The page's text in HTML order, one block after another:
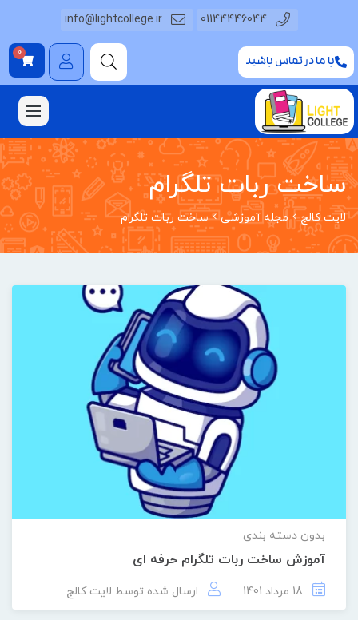
01144446044
info@lightcollege.ir
با ما در تماس باشید
0
ساخت ربات تلگرام
لایت کالج مجله آموزشی ساخت ربات تلگرام
بدون دسته بندی
آموزش ساخت ربات تلگرام حرفه ای
ارسال شده توسط لایت کالج